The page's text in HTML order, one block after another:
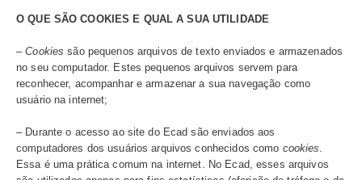
práticas de mercado. Dessa forma, buscamos:
– Melhorar a distribuição de direitos autorais de
musical;
– Cumprir com as exigências legais, como: leis,
resoluções;